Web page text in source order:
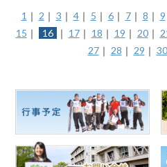
1 ｜ 2 ｜ 3 ｜ 4｜ 5 ｜ 6｜ 7｜ 8 ｜ 9
15 ｜ 16 ｜ 17｜ 18 ｜ 19 ｜ 20｜
27｜ 28 ｜ 29 ｜ 30